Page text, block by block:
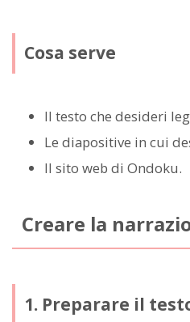
Cosa serve
Il testo che desideri
Le diapositive in cui
Il sito web di Ondoku.
Creare la
1. Preparare il